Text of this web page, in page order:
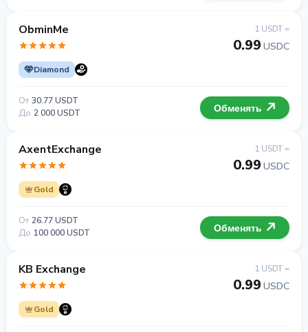
ObminMe
Diamond
1 USDT =
0.99 USDC
От 30.77 USDT
До 2 000 USDT Обменять
AxentExchange
Gold
1 USDT =
0.99 USDC
От 26.77 USDT
До 100 000 USDT Обменять
KB Exchange
Gold
1 USDT =
0.99 USDC